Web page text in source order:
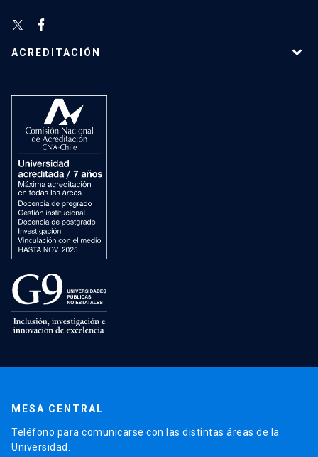
ACREDITACIÓN
MESA CENTRAL
Teléfono para comunicarse con las distintas áreas de la
Universidad.